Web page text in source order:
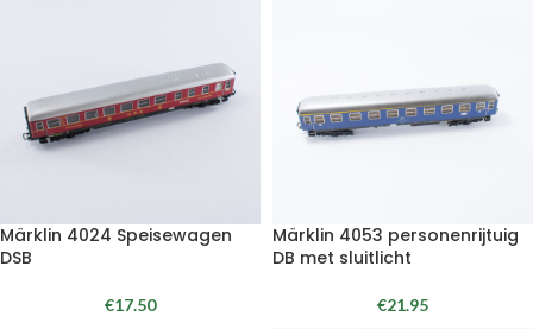
Märklin 4024 Speisewagen
DSB
€17.50
Märklin 4053 personenrijtuig
DB met sluitlicht
€21.95